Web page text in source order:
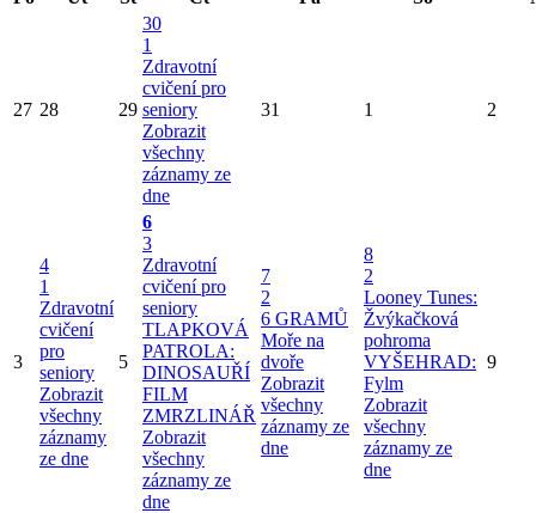
27 28 29
30
1
Zdravotní
cvičení pro
seniory
Zobrazit
všechny
záznamy ze
dne
31 1 2
3
4
1
Zdravotní
cvičení
pro
seniory
Zobrazit
všechny
záznamy
ze dne
5
6
3
Zdravotní
cvičení pro
seniory
TLAPKOVÁ
PATROLA:
DINOSAUŘÍ
FILM
ZMRZLINÁŘ
Zobrazit
všechny
záznamy ze
dne
7
2
6 GRAMŮ
Moře na
dvoře
Zobrazit
všechny
záznamy ze
dne
8
2
Looney Tunes:
Žvýkačková
pohroma
VYŠEHRAD:
Fylm
Zobrazit
všechny
záznamy ze
dne
9